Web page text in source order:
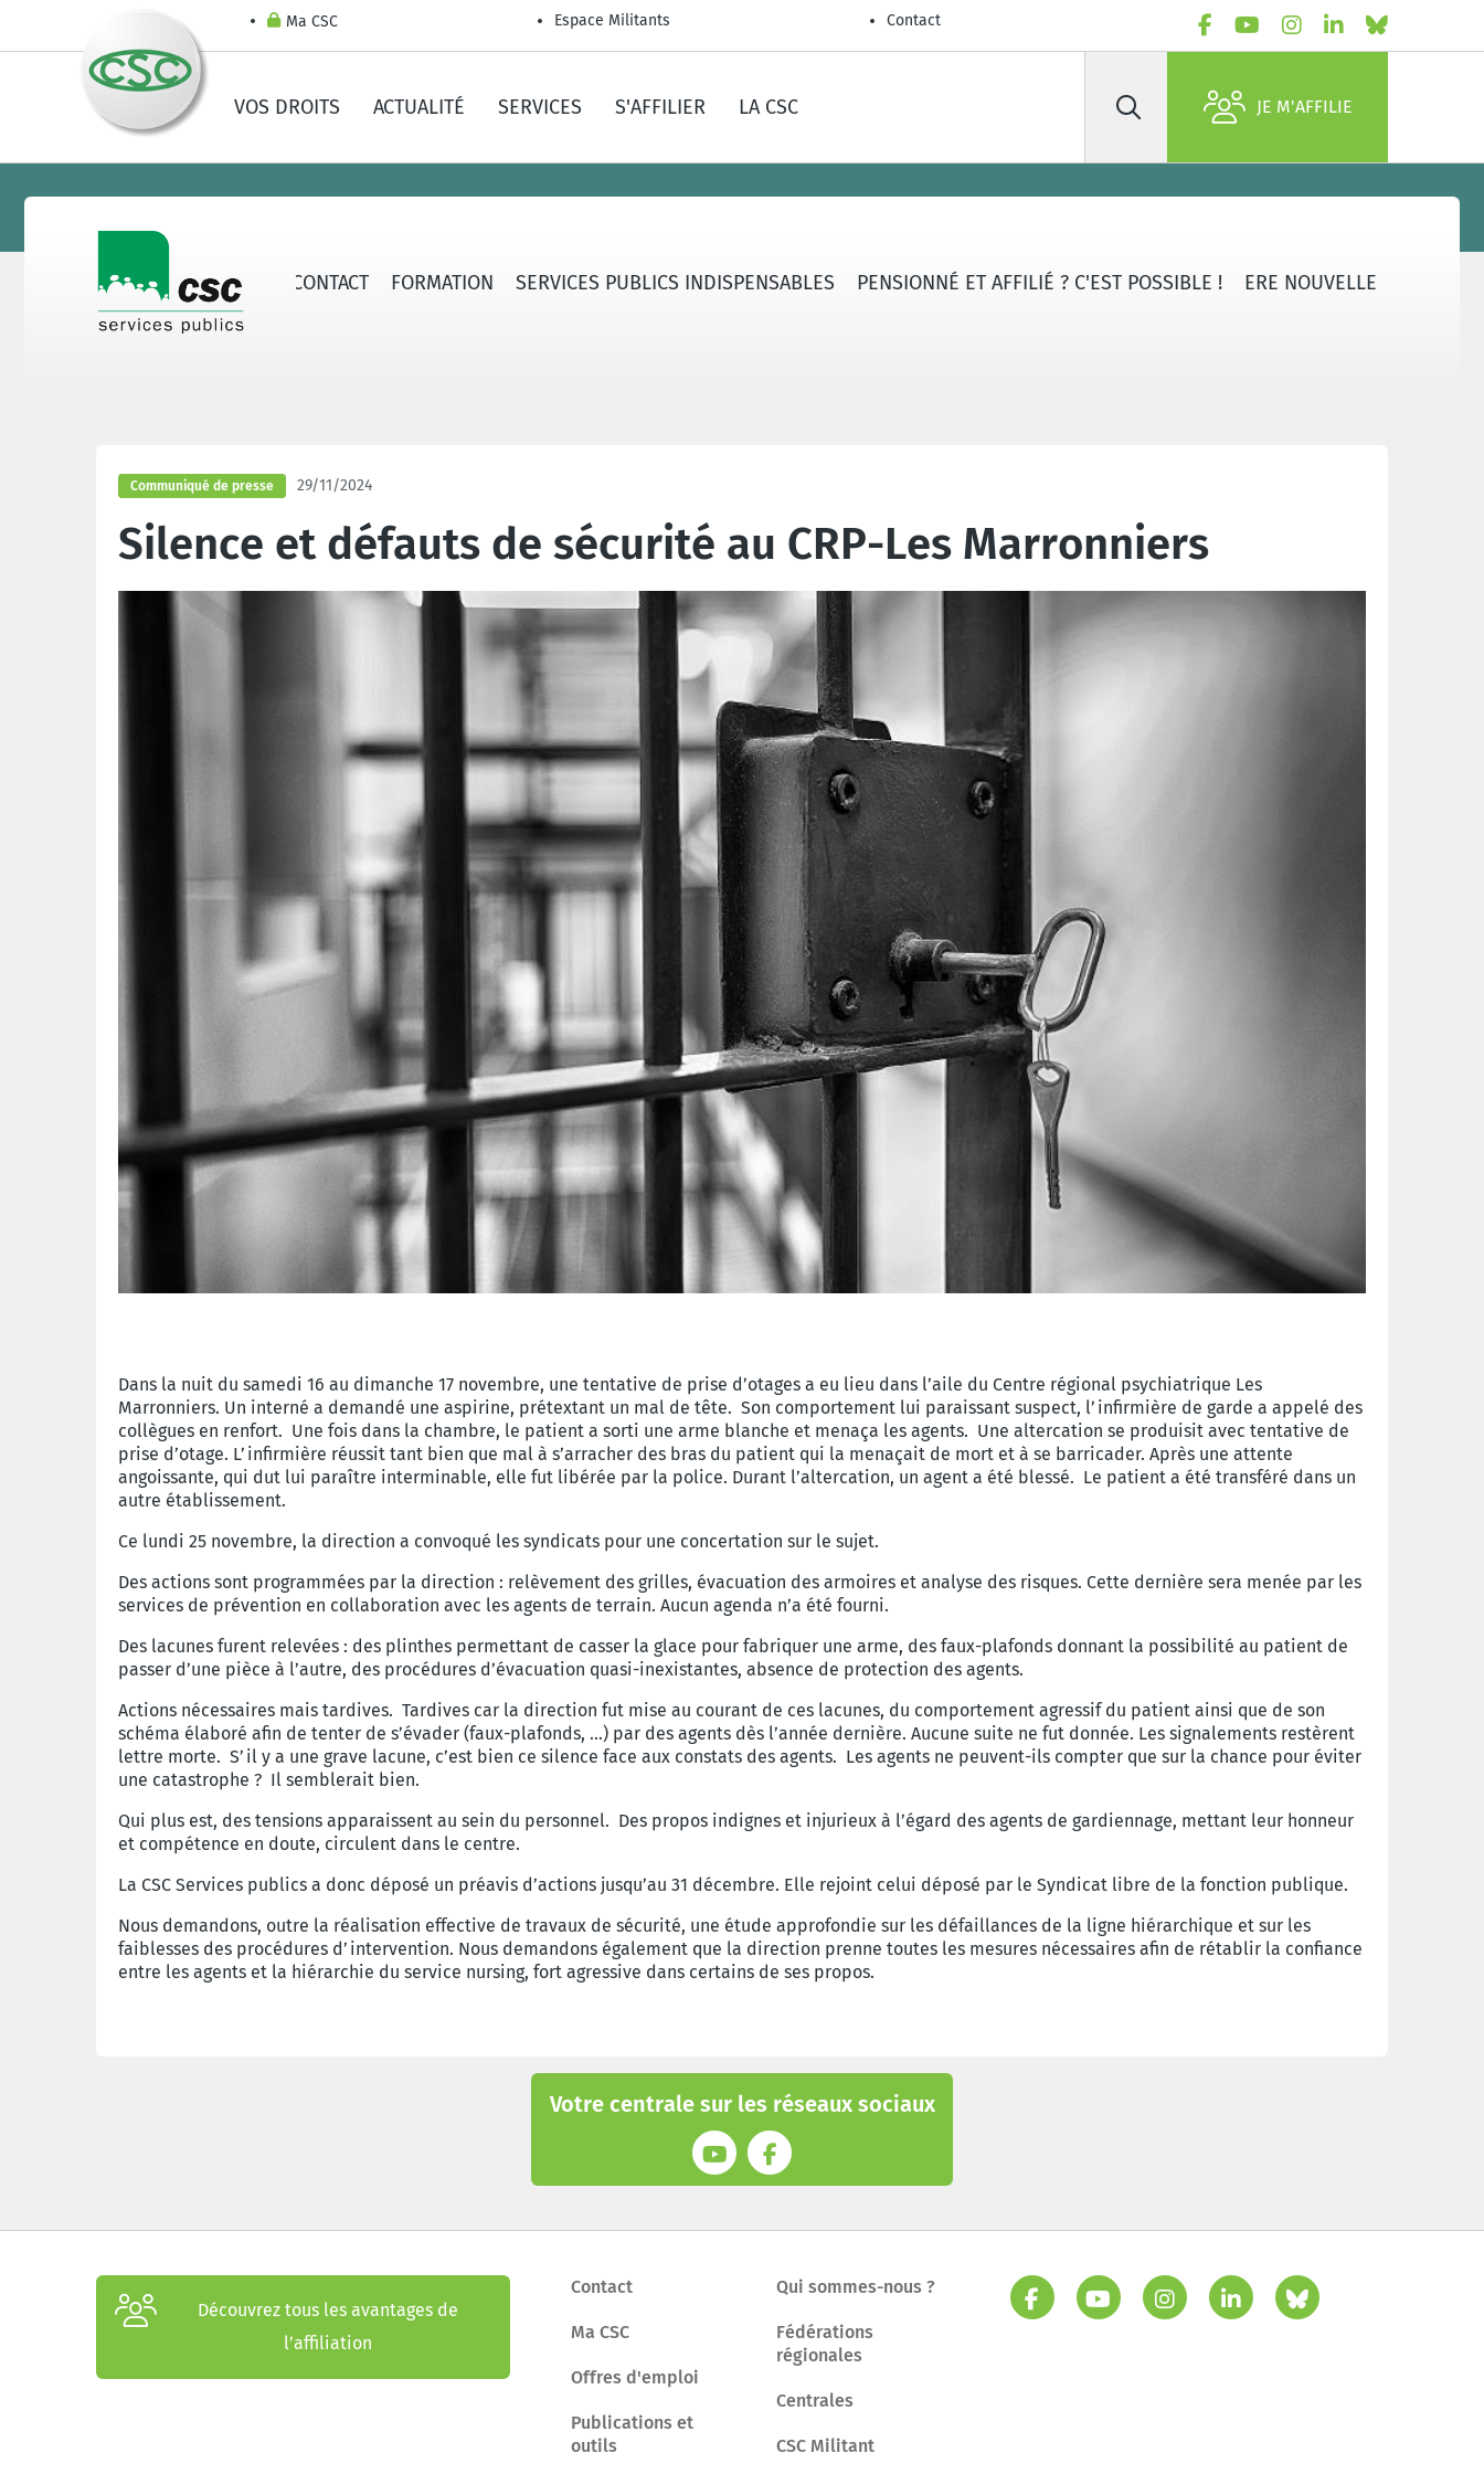
Ma CSC Espace Militants Contact
VOS DROITS ACTUALITÉ SERVICES S'AFFILIER LA CSC Rechercher JE M'AFFILIE
PUBLICS SECTEURS CONTACT FORMATION SERVICES PUBLICS INDISPENSABLES PENSIONNÉ ET AFFILIÉ ? C'EST POSSIBLE ! ERE NOUVELLE
Communiqué de presse 29/11/2024
Silence et défauts de sécurité au CRP-Les Marronniers
Dans la nuit du samedi 16 au dimanche 17 novembre, une tentative de prise d’otages a eu lieu dans l’aile du Centre régional psychiatrique Les
Marronniers. Un interné a demandé une aspirine, prétextant un mal de tête. Son comportement lui paraissant suspect, l’infirmière de garde a appelé des
collègues en renfort. Une fois dans la chambre, le patient a sorti une arme blanche et menaça les agents. Une altercation se produisit avec tentative de
prise d’otage. L’infirmière réussit tant bien que mal à s’arracher des bras du patient qui la menaçait de mort et à se barricader. Après une attente
angoissante, qui dut lui paraître interminable, elle fut libérée par la police. Durant l’altercation, un agent a été blessé. Le patient a été transféré dans un
autre établissement.
Ce lundi 25 novembre, la direction a convoqué les syndicats pour une concertation sur le sujet.
Des actions sont programmées par la direction : relèvement des grilles, évacuation des armoires et analyse des risques. Cette dernière sera menée par les
services de prévention en collaboration avec les agents de terrain. Aucun agenda n’a été fourni.
Des lacunes furent relevées : des plinthes permettant de casser la glace pour fabriquer une arme, des faux-plafonds donnant la possibilité au patient de
passer d’une pièce à l’autre, des procédures d’évacuation quasi-inexistantes, absence de protection des agents.
Actions nécessaires mais tardives. Tardives car la direction fut mise au courant de ces lacunes, du comportement agressif du patient ainsi que de son
schéma élaboré afin de tenter de s’évader (faux-plafonds, …) par des agents dès l’année dernière. Aucune suite ne fut donnée. Les signalements restèrent
lettre morte. S’il y a une grave lacune, c’est bien ce silence face aux constats des agents. Les agents ne peuvent-ils compter que sur la chance pour éviter
une catastrophe ? Il semblerait bien.
Qui plus est, des tensions apparaissent au sein du personnel. Des propos indignes et injurieux à l’égard des agents de gardiennage, mettant leur honneur
et compétence en doute, circulent dans le centre.
La CSC Services publics a donc déposé un préavis d’actions jusqu’au 31 décembre. Elle rejoint celui déposé par le Syndicat libre de la fonction publique.
Nous demandons, outre la réalisation effective de travaux de sécurité, une étude approfondie sur les défaillances de la ligne hiérarchique et sur les
faiblesses des procédures d’intervention. Nous demandons également que la direction prenne toutes les mesures nécessaires afin de rétablir la confiance
entre les agents et la hiérarchie du service nursing, fort agressive dans certains de ses propos.
Votre centrale sur les réseaux sociaux
Découvrez tous les avantages de
l’affiliation
Contact
Ma CSC
Offres d'emploi
Publications et
outils
Qui sommes-nous ?
Fédérations
régionales
Centrales
CSC Militant